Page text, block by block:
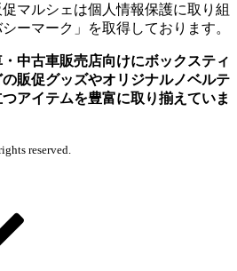
促マルシェは個人情報保護に取り組
ーマーク」を取得しております。
中古車販売店向けにボックスティ
販促グッズやオリジナルノベルテ
アイテムを豊富に取り揃えていま
reserved.